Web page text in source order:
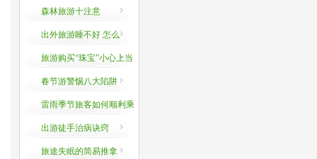
森林旅游十注意
出外旅游睡不好 怎么
办？
旅游购买“珠宝”小心上当
春节游警惕八大陷阱
雷雨季节旅客如何顺利乘
机
出游徒手治病诀窍
旅途失眠的简易推拿